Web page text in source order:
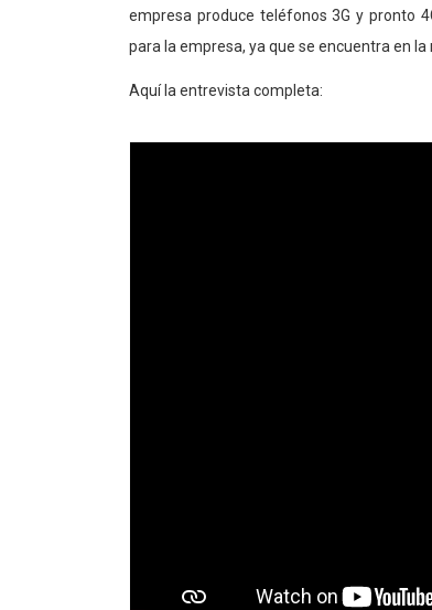
empresa produce teléfonos 3G y pronto
para la empresa, ya que se encuentra en la
Aquí la entrevista completa: